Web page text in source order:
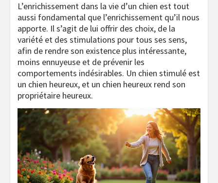
L’enrichissement dans la vie d’un chien est tout
aussi fondamental que l’enrichissement qu’il nous
apporte. Il s’agit de lui offrir des choix, de la
variété et des stimulations pour tous ses sens,
afin de rendre son existence plus intéressante,
moins ennuyeuse et de prévenir les
comportements indésirables. Un chien stimulé est
un chien heureux, et un chien heureux rend son
propriétaire heureux.